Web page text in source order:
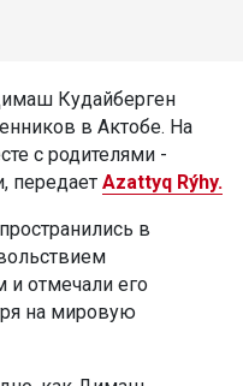
Кудайберген
в Актобе. На
с родителями -
передает Azattyq Rýhy.
в
и отмечали его
на мировую